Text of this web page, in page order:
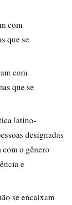
com
que se
com
que se
latino-
designadas
o gênero
e
se encaixam